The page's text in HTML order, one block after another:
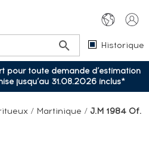
Historique
pour toute demande d’estimation
jusqu’au 31.08.2026 inclus*
/ Martinique / J.M 1984 Of.